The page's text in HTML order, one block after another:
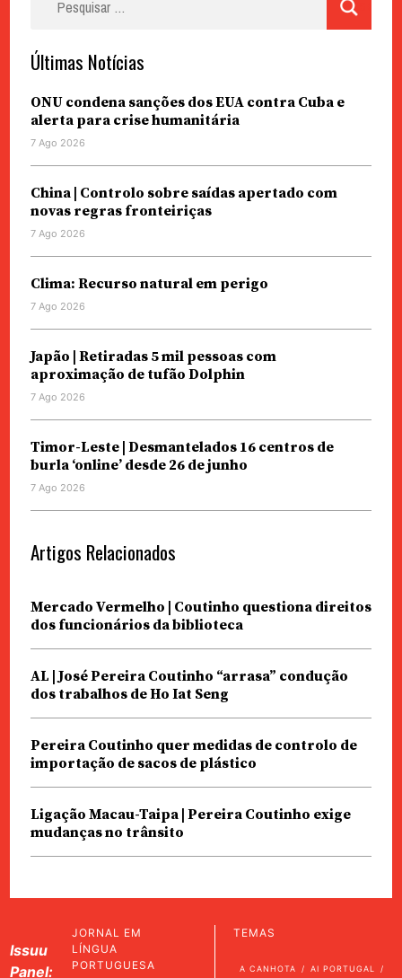
Últimas Notícias
ONU condena sanções dos EUA contra Cuba e
alerta para crise humanitária
7 Ago 2026
China | Controlo sobre saídas apertado com
novas regras fronteiriças
7 Ago 2026
Clima: Recurso natural em perigo
7 Ago 2026
Japão | Retiradas 5 mil pessoas com
aproximação de tufão Dolphin
7 Ago 2026
Timor-Leste | Desmantelados 16 centros de
burla ‘online’ desde 26 de junho
7 Ago 2026
Artigos Relacionados
Mercado Vermelho | Coutinho questiona direitos
dos funcionários da biblioteca
AL | José Pereira Coutinho “arrasa” condução
dos trabalhos de Ho Iat Seng
Pereira Coutinho quer medidas de controlo de
importação de sacos de plástico
Ligação Macau-Taipa | Pereira Coutinho exige
mudanças no trânsito
Issuu
Panel:
JORNAL EM
LÍNGUA
PORTUGUESA
TEMAS
A CANHOTA AI PORTUGAL